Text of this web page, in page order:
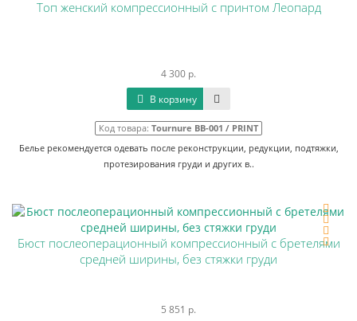
Топ женский компрессионный с принтом Леопард
4 300 р.
В корзину
Код товара: Tournure BB-001 / PRINT
Белье рекомендуется одевать после реконструкции, редукции, подтяжки,
протезирования груди и других в..
Бюст послеоперационный компрессионный с бретелями
средней ширины, без стяжки груди
5 851 р.